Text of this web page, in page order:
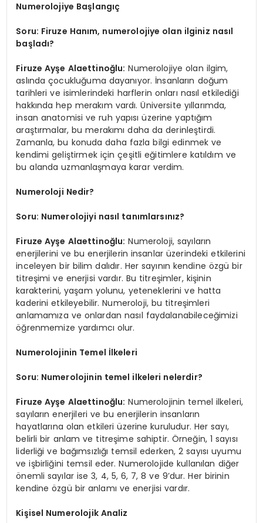
Numerolojiye Başlangıç
Soru: Firuze Hanım, numerolojiye olan ilginiz nasıl
başladı?
Firuze Ayşe Alaettinoğlu: Numerolojiye olan ilgim,
aslında çocukluğuma dayanıyor. İnsanların doğum
tarihleri ve isimlerindeki harflerin onları nasıl etkilediği
hakkında hep merakım vardı. Üniversite yıllarımda,
insan anatomisi ve ruh yapısı üzerine yaptığım
araştırmalar, bu merakımı daha da derinleştirdi.
Zamanla, bu konuda daha fazla bilgi edinmek ve
kendimi geliştirmek için çeşitli eğitimlere katıldım ve
bu alanda uzmanlaşmaya karar verdim.
Numeroloji Nedir?
Soru: Numerolojiyi nasıl tanımlarsınız?
Firuze Ayşe Alaettinoğlu: Numeroloji, sayıların
enerjilerini ve bu enerjilerin insanlar üzerindeki etkilerini
inceleyen bir bilim dalıdır. Her sayının kendine özgü bir
titreşimi ve enerjisi vardır. Bu titreşimler, kişinin
karakterini, yaşam yolunu, yeteneklerini ve hatta
kaderini etkileyebilir. Numeroloji, bu titreşimleri
anlamamıza ve onlardan nasıl faydalanabileceğimizi
öğrenmemize yardımcı olur.
Numerolojinin Temel İlkeleri
Soru: Numerolojinin temel ilkeleri nelerdir?
Firuze Ayşe Alaettinoğlu: Numerolojinin temel ilkeleri,
sayıların enerjileri ve bu enerjilerin insanların
hayatlarına olan etkileri üzerine kuruludur. Her sayı,
belirli bir anlam ve titreşime sahiptir. Örneğin, 1 sayısı
liderliği ve bağımsızlığı temsil ederken, 2 sayısı uyumu
ve işbirliğini temsil eder. Numerolojide kullanılan diğer
önemli sayılar ise 3, 4, 5, 6, 7, 8 ve 9’dur. Her birinin
kendine özgü bir anlamı ve enerjisi vardır.
Kişisel Numerolojik Analiz